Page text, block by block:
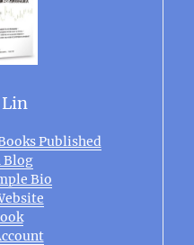
Published
Blog
Bio